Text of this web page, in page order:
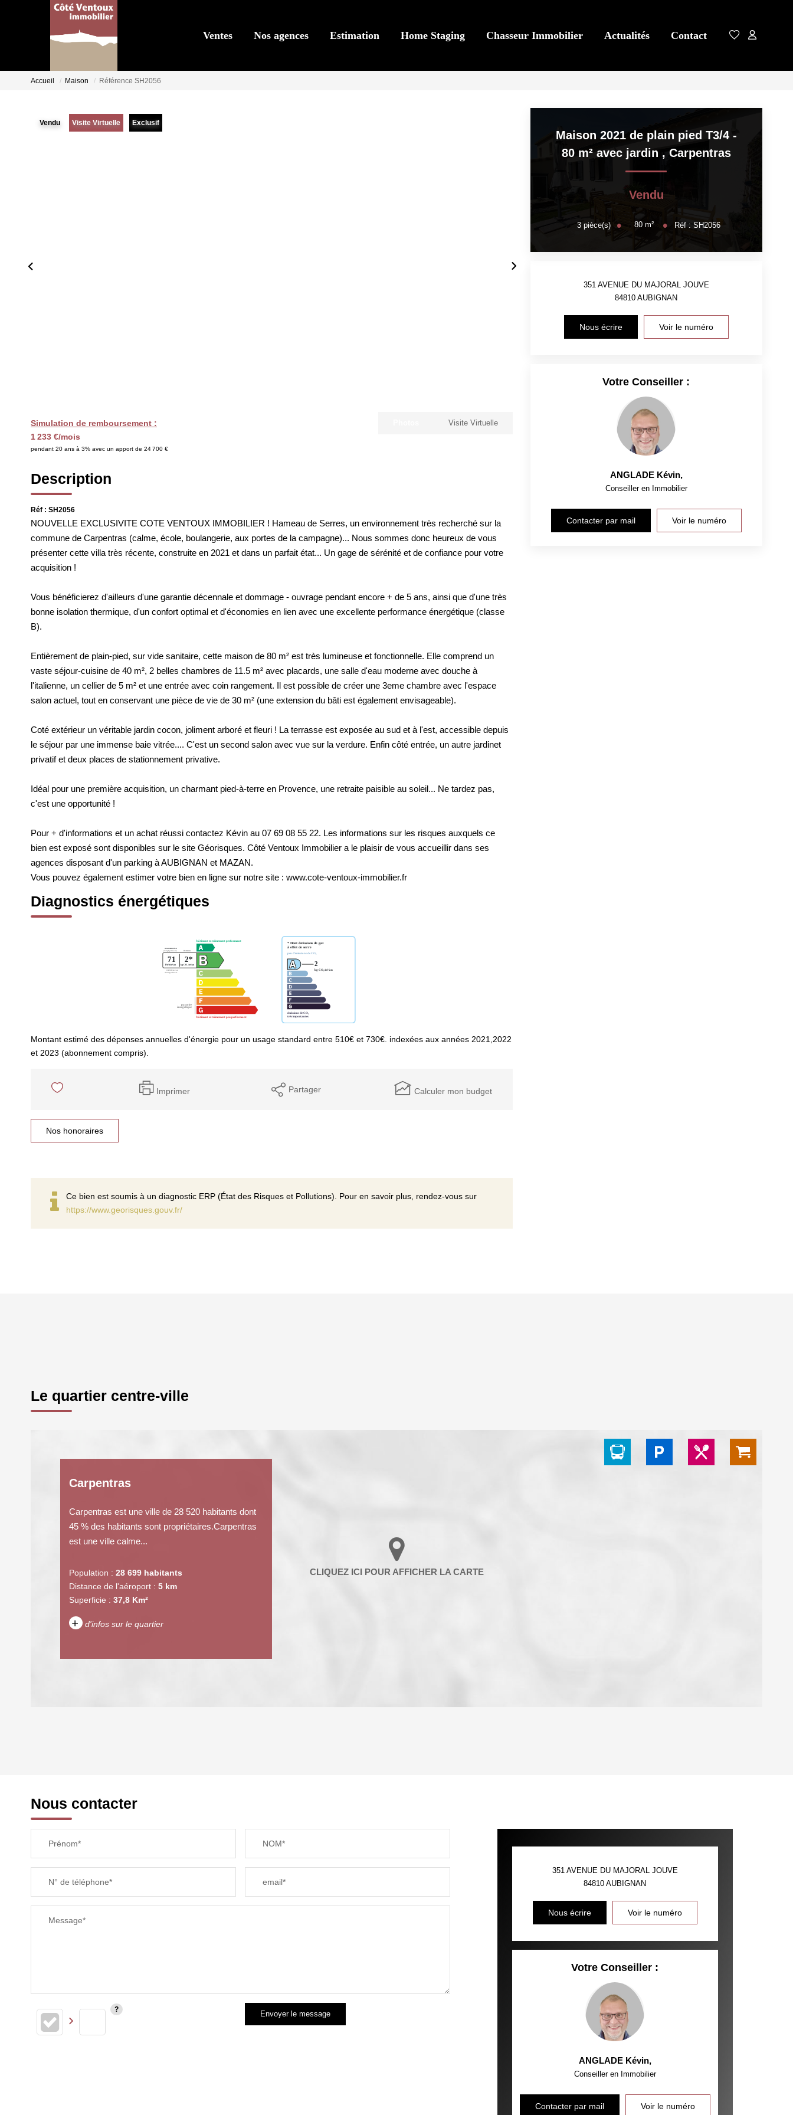
Ventes Nos agences Estimation Home Staging Chasseur Immobilier Actualités Contact
Accueil Maison Référence SH2056
Vendu Visite Virtuelle Exclusif
Simulation de remboursement :
1 233 €/mois
pendant 20 ans à 3% avec un apport de 24 700 €
Visite Virtuelle
Description
Réf : SH2056
NOUVELLE EXCLUSIVITE COTE VENTOUX IMMOBILIER ! Hameau de Serres, un environnement très recherché sur la
commune de Carpentras (calme, école, boulangerie, aux portes de la campagne)... Nous sommes donc heureux de vous
présenter cette villa très récente, construite en 2021 et dans un parfait état... Un gage de sérénité et de confiance pour votre
acquisition !
Vous bénéficierez d'ailleurs d'une garantie décennale et dommage - ouvrage pendant encore + de 5 ans, ainsi que d'une très
bonne isolation thermique, d'un confort optimal et d'économies en lien avec une excellente performance énergétique (classe
B).
Entièrement de plain-pied, sur vide sanitaire, cette maison de 80 m² est très lumineuse et fonctionnelle. Elle comprend un
vaste séjour-cuisine de 40 m², 2 belles chambres de 11.5 m² avec placards, une salle d'eau moderne avec douche à
l'italienne, un cellier de 5 m² et une entrée avec coin rangement. Il est possible de créer une 3eme chambre avec l'espace
salon actuel, tout en conservant une pièce de vie de 30 m² (une extension du bâti est également envisageable).
Coté extérieur un véritable jardin cocon, joliment arboré et fleuri ! La terrasse est exposée au sud et à l'est, accessible depuis
le séjour par une immense baie vitrée.... C'est un second salon avec vue sur la verdure. Enfin côté entrée, un autre jardinet
privatif et deux places de stationnement privative.
Idéal pour une première acquisition, un charmant pied-à-terre en Provence, une retraite paisible au soleil... Ne tardez pas,
c'est une opportunité !
Pour + d'informations et un achat réussi contactez Kévin au 07 69 08 55 22. Les informations sur les risques auxquels ce
bien est exposé sont disponibles sur le site Géorisques. Côté Ventoux Immobilier a le plaisir de vous accueillir dans ses
agences disposant d'un parking à AUBIGNAN et MAZAN.
Vous pouvez également estimer votre bien en ligne sur notre site : www.cote-ventoux-immobilier.fr
Diagnostics énergétiques
Montant estimé des dépenses annuelles d'énergie pour un usage standard entre 510€ et 730€. indexées aux années 2021,2022
et 2023 (abonnement compris).
Imprimer Partager Calculer mon budget
Nos honoraires
Ce bien est soumis à un diagnostic ERP (État des Risques et Pollutions). Pour en savoir plus, rendez-vous sur
https://www.georisques.gouv.fr/
Maison 2021 de plain pied T3/4 -
80 m² avec jardin , Carpentras
Vendu
3 pièce(s) 80 m² Réf : SH2056
351 AVENUE DU MAJORAL JOUVE
84810AUBIGNAN
Nous écrire Voir le numéro
Votre Conseiller :
ANGLADE Kévin,
Conseiller en Immobilier
Contacter par mail Voir le numéro
Le quartier centre-ville
Carpentras
Carpentras est une ville de 28 520 habitants dont
45 % des habitants sont propriétaires.Carpentras
est une ville calme...
Population : 28 699 habitants
Distance de l'aéroport : 5 km
Superficie : 37,8 Km²
+ d'infos sur le quartier
TAXE FONCIÈRE
RESTAURANTS ET CAFÉS COMMERCES MÉDECINS
Nous contacter
Prénom* NOM*
N° de téléphone* email*
Message*
Envoyer le message
351 AVENUE DU MAJORAL JOUVE
84810AUBIGNAN
Nous écrire Voir le numéro
Votre Conseiller :
ANGLADE Kévin,
Conseiller en Immobilier
Contacter par mail Voir le numéro